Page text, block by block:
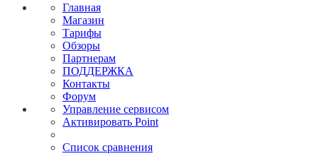
Главная
Магазин
Тарифы
Обзоры
Партнерам
ПОДДЕРЖКА
Контакты
Форум
Управление сервисом
Активировать Point
Список сравнения